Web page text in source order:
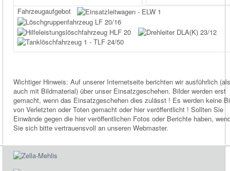
Fahrzeugaufgebot
Wichtiger Hinweis: Auf unserer Internetseite berichten wir ausführlich
auch mit Bildmaterial) über unser Einsatzgeschehen. Bilder werden erst
gemacht, wenn das Einsatzgeschehen dies zulässt ! Es werden keine
von Verletzten oder Toten gemacht oder hier veröffentlicht ! Sollten Sie
Einwände gegen die hier veröffentlichen Fotos oder Berichte haben,
Sie sich bitte vertrauensvoll an unseren Webmaster.